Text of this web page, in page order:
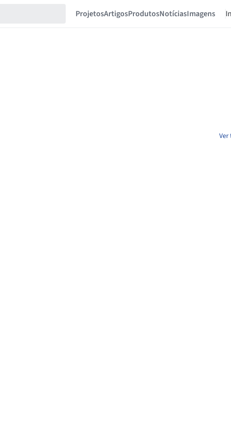
ProjetosArtigosProdutosNotíciasImagens
Ver